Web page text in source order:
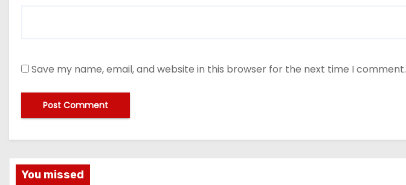
Save my name, email, and website in this browser for the next time I comment.
You missed